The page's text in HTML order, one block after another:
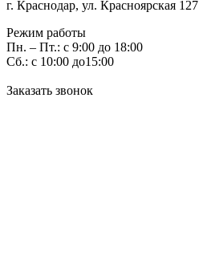
г. Краснодар, ул. Красноярская 127
Режим работы
Пн. – Пт.: с 9:00 до 18:00
Сб.: с 10:00 до15:00
Заказать звонок